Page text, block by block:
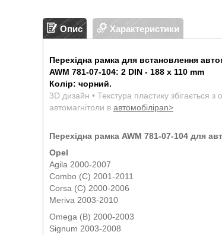
Опис Характеристики
Перехідна рамка для встановлення
AWM 781-07-104: 2 DIN - 188 x 110 mm
Колір: чорний.
3D дизайн • Текстура пластику збігається
автомагнітоли в автомобіліpan>
Перехідна рамка AWM 781-07-104 для
Opel
Agila 2000-2007
Combo (C) 2001-2011
Corsa (C) 2000-2006
Meriva 2003-2010
Omega (B) 2000-2003
Signum 2003-2008